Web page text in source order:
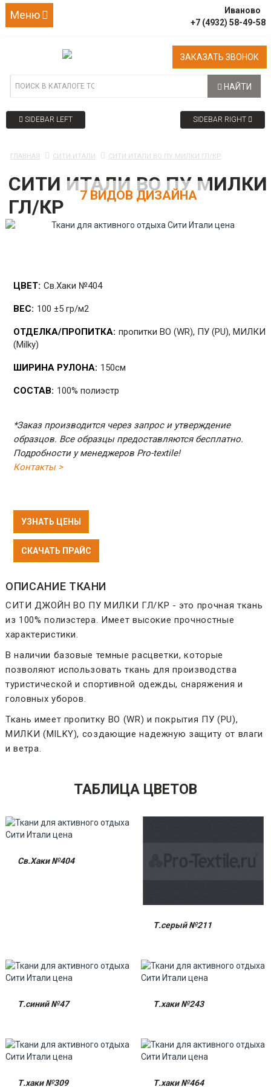
Иваново
+7 (4932) 58-49-58
НАЙТИ
ЗАКАЗАТЬ ЗВОНОК
Меню
SIDEBAR LEFT SIDEBAR RIGHT
ГЛАВНАЯ СИТИ ИТАЛИ СИТИ ИТАЛИ ВО ПУ МИЛКИ ГЛ/КР
СИТИ ИТАЛИ ВО ПУ МИЛКИ
ГЛ/КР
7 ВИДОВ ДИЗАЙНА
ЦВЕТ: Св.Хаки №404
ВЕС: 100 ±5 гр/м2
ОТДЕЛКА/ПРОПИТКА: пропитки ВО (WR), ПУ (PU), МИЛКИ
(Milky)
ШИРИНА РУЛОНА: 150см
СОСТАВ: 100% полиэстр
*Заказ производится через запрос и утверждение
образцов. Все образцы предоставляются бесплатно.
Подробности у менеджеров Pro-textile!
Контакты >
УЗНАТЬ ЦЕНЫ
СКАЧАТЬ ПРАЙС
ОПИСАНИЕ ТКАНИ
СИТИ ДЖОЙН ВО ПУ МИЛКИ ГЛ/КР - это прочная ткань
из 100% полиэстера. Имеет высокие прочностные
характеристики.
В наличии базовые темные расцветки, которые
позволяют использовать ткань для производства
туристической и спортивной одежды, снаряжения и
головных уборов.
Ткань имеет пропитку ВО (WR) и покрытия ПУ (PU),
МИЛКИ (MILKY), создающие надежную защиту от влаги
и ветра.
ТАБЛИЦА ЦВЕТОВ
Св.Хаки №404
Т.серый №211
Т.синий №47 Т.хаки №243
Т.хаки №309 Т.хаки №464